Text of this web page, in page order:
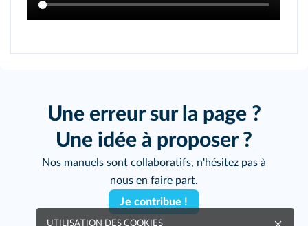
Une erreur sur la page ?
Une idée à proposer ?
Nos manuels sont collaboratifs, n'hésitez pas à
nous en faire part.
Je contribue !
UTILISATION DES COOKIES